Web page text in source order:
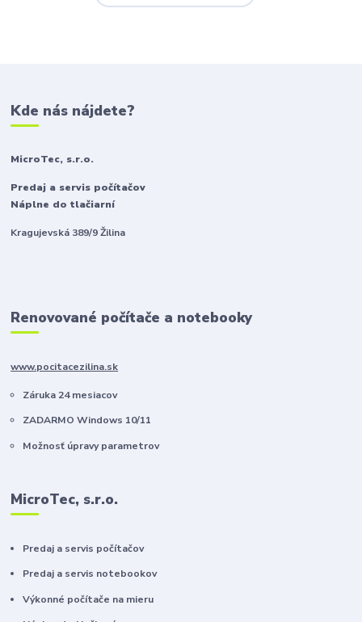
Kde nás nájdete?
MicroTec, s.r.o.
Predaj a servis počítačov
Náplne do tlačiarní
Kragujevská 389/9 Žilina
Renovované počítače a notebooky
www.pocitacezilina.sk
Záruka 24 mesiacov
ZADARMO Windows 10/11
Možnosť úpravy parametrov
MicroTec, s.r.o.
Predaj a servis počítačov
Predaj a servis notebookov
Výkonné počítače na mieru